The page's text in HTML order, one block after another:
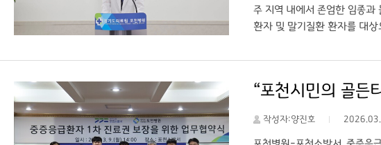
파주시 지역책임의료기관으
하여 지역사회 통합돌봄의 성
주 지역 내에서 존엄한 임종과
환자 및 말기질환 환자를 대상
민의 자존심이 되는 병원이자,
며 “시민들이 지역 내에서 따
보험공단 포천지사 주은경 지
할 수 있도록 제도적 지원에
“포천시민의 골든
작성자:양진호